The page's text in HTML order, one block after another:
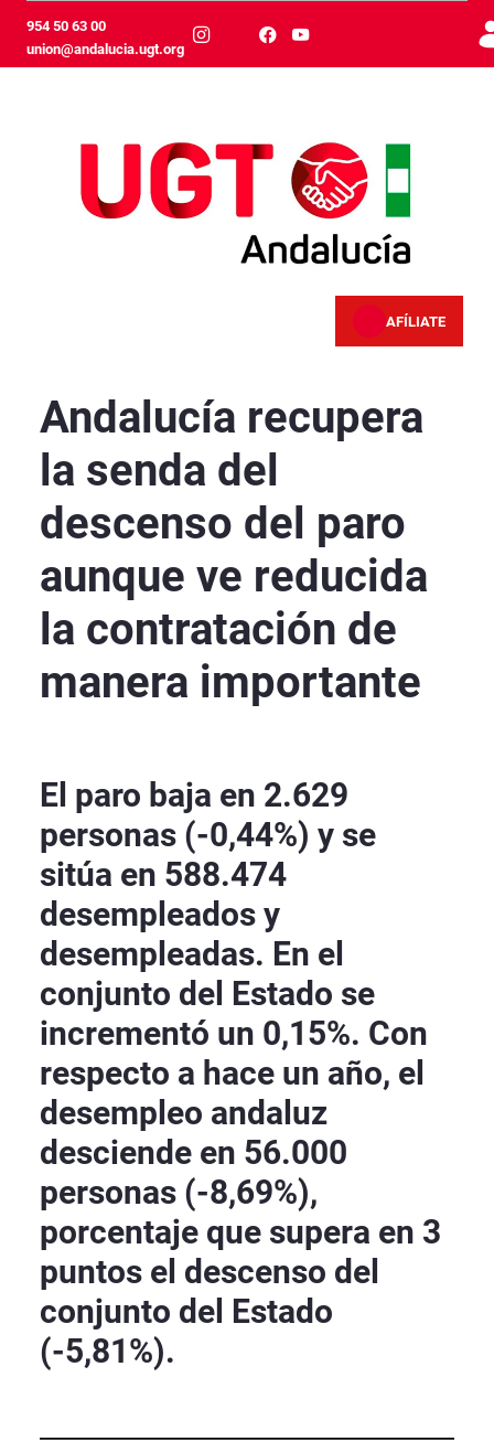
Zum Hauptinhalt springen
954 50 63 00
union@andalucia.ugt.org
AFÍLIATE
Andalucía recupera
la senda del
descenso del paro
aunque ve reducida
la contratación de
manera importante
El paro baja en 2.629
personas (-0,44%) y se
sitúa en 588.474
desempleados y
desempleadas. En el
conjunto del Estado se
incrementó un 0,15%. Con
respecto a hace un año, el
desempleo andaluz
desciende en 56.000
personas (-8,69%),
porcentaje que supera en 3
puntos el descenso del
conjunto del Estado
(-5,81%).